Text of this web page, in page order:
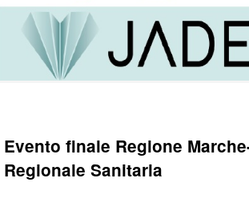
Evento finale Regione
Regionale Sanitaria